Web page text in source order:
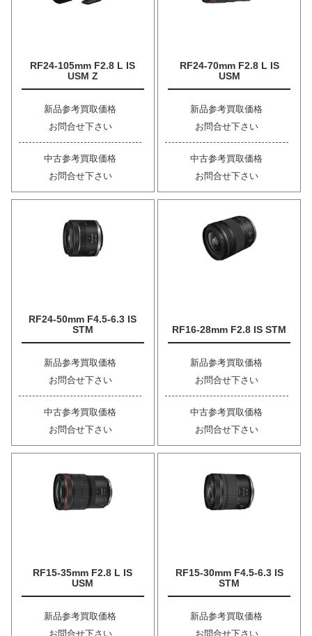
RF24-105mm F2.8 L IS
USM Z
新品参考買取価格
お問合せ下さい
中古参考買取価格
お問合せ下さい
RF24-70mm F2.8 L IS
USM
新品参考買取価格
お問合せ下さい
中古参考買取価格
お問合せ下さい
RF24-50mm F4.5-6.3 IS
STM
新品参考買取価格
お問合せ下さい
中古参考買取価格
お問合せ下さい
RF16-28mm F2.8 IS STM
新品参考買取価格
お問合せ下さい
中古参考買取価格
お問合せ下さい
RF15-35mm F2.8 L IS
USM
新品参考買取価格
お問合せ下さい
RF15-30mm F4.5-6.3 IS
STM
新品参考買取価格
お問合せ下さい